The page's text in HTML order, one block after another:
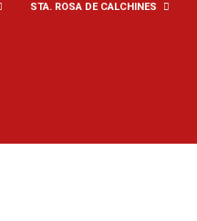
STA. ROSA DE CALCHINES